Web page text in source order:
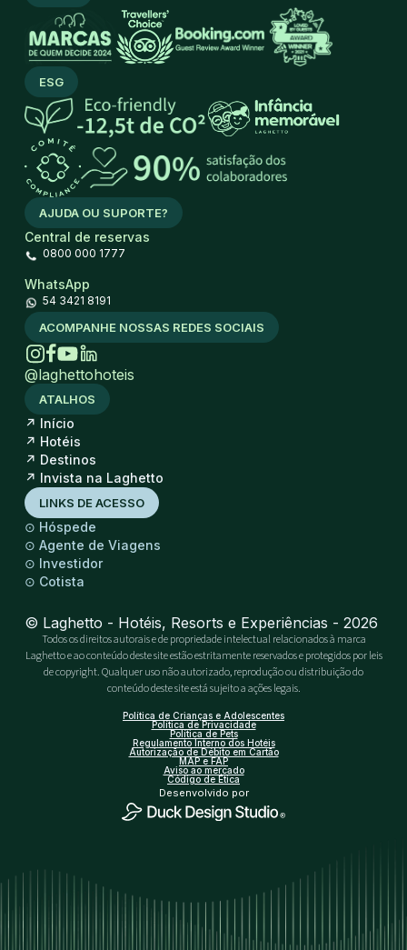
AJUDA OU SUPORTE?
Central de reservas
0800 000 1777
WhatsApp
54 3421 8191
ESG
ACOMPANHE NOSSAS REDES SOCIAIS
@laghettohoteis
ATALHOS
↗ Início
↗ Hotéis
↗ Destinos
↗ Invista na Laghetto
LINKS DE ACESSO
⊙ Hóspede
⊙ Agente de Viagens
⊙ Investidor
⊙ Cotista
© Laghetto - Hotéis, Resorts e Experiências - 2026
Todos os direitos autorais e de propriedade intelectual relacionados à marca
Laghetto e ao conteúdo deste site estão estritamente reservados e protegidos por leis
de copyright. Qualquer uso não autorizado, reprodução ou distribuição do
conteúdo deste site está sujeito a ações legais.
Política de Crianças e Adolescentes
Política de Privacidade
Política de Pets
Regulamento Interno dos Hotéis
Autorização de Débito em Cartão
MAP e FAP
Aviso ao mercado
Código de Ética
Desenvolvido por